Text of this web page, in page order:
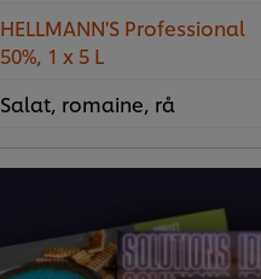
HELLMANN'S Professional
50%, 1 x 5 L
Salat, romaine, rå